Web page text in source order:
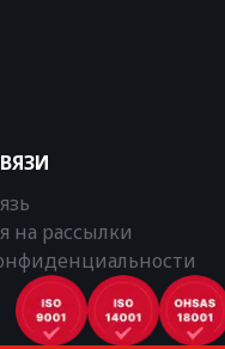
на рассылки